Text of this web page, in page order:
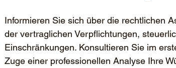
Informieren Sie sich über die rechtlichen
der vertraglichen Verpflichtungen,
Einschränkungen. Konsultieren Sie im
Zuge einer professionellen Analyse Ihre